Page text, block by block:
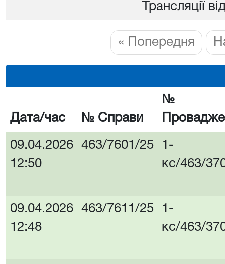
Трансляції
« Попередня
Дата/час № Справи
№
09.04.2026
12:50
463/7601/25
1-
кс/463/
09.04.2026
12:48
463/7611/25
1-
кс/463/